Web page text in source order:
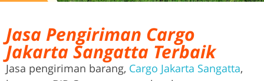
Jasa Pengiriman Cargo
Jakarta Sangatta Terbaik
Jasa pengiriman barang, Cargo Jakarta Sangatta,